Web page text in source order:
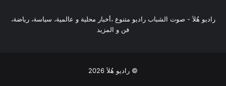
راديو هُلاَ‎ - صوت الشباب راديو متنوع ،أخبار محلية و عالمية، سياسة، رياضة،
فن و المزيد
© راديو هُلاَ 2026